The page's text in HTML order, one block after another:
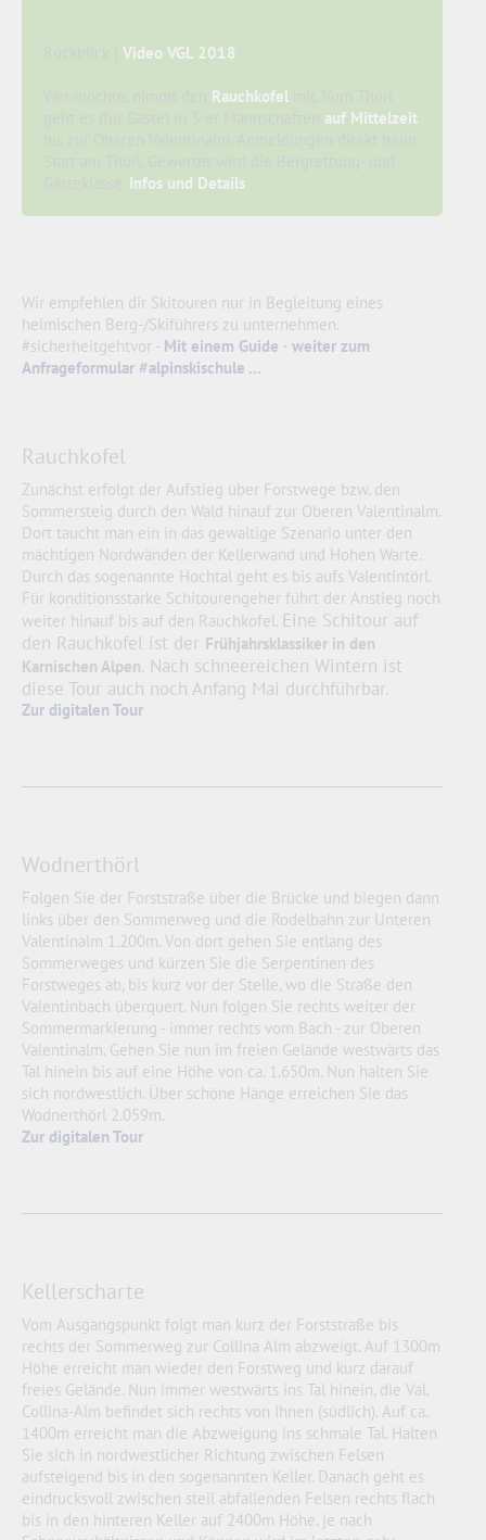
Video VGL 2018
Rauchkofel
auf Mittelzeit
Infos und Details
Wir empfehlen dir Skitouren nur in Begleitung eines
heimischen Berg-/Skiführers zu unternehmen.
#sicherheitgehtvor - Mit einem Guide · weiter zum
Anfrageformular #alpinskischule ...
Rauchkofel
Zunächst erfolgt der Aufstieg über Forstwege bzw. den
Sommersteig durch den Wald hinauf zur Oberen Valentinalm.
Dort taucht man ein in das gewaltige Szenario unter den
mächtigen Nordwänden der Kellerwand und Hohen Warte.
Durch das sogenannte Hochtal geht es bis aufs Valentintörl.
Für konditionsstarke Schitourengeher führt der Anstieg noch
weiter hinauf bis auf den Rauchkofel. Eine Schitour auf
den Rauchkofel ist der Frühjahrsklassiker in den
Karnischen Alpen. Nach schneereichen Wintern ist
diese Tour auch noch Anfang Mai durchführbar.
Zur digitalen Tour
Wodnerthörl
Folgen Sie der Forststraße über die Brücke und biegen dann
links über den Sommerweg und die Rodelbahn zur Unteren
Valentinalm 1.200m. Von dort gehen Sie entlang des
Sommerweges und kürzen Sie die Serpentinen des
Forstweges ab, bis kurz vor der Stelle, wo die Straße den
Valentinbach überquert. Nun folgen Sie rechts weiter der
Sommermarkierung - immer rechts vom Bach - zur Oberen
Valentinalm. Gehen Sie nun im freien Gelände westwärts das
Tal hinein bis auf eine Höhe von ca. 1.650m. Nun halten Sie
sich nordwestlich. Über schöne Hänge erreichen Sie das
Wodnerthörl 2.059m.
Zur digitalen Tour
Kellerscharte
Vom Ausgangspunkt folgt man kurz der Forststraße bis
rechts der Sommerweg zur Collina Alm abzweigt. Auf 1300m
Höhe erreicht man wieder den Forstweg und kurz darauf
freies Gelände. Nun immer westwärts ins Tal hinein, die Val.
Collina-Alm befindet sich rechts von Ihnen (südlich). Auf ca.
1400m erreicht man die Abzweigung ins schmale Tal. Halten
Sie sich in nordwestlicher Richtung zwischen Felsen
aufsteigend bis in den sogenannten Keller. Danach geht es
eindrucksvoll zwischen steil abfallenden Felsen rechts flach
bis in den hinteren Keller auf 2400m Höhe. je nach